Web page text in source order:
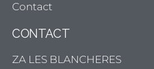
Contact
CONTACT
ZA LES BLANCHERES